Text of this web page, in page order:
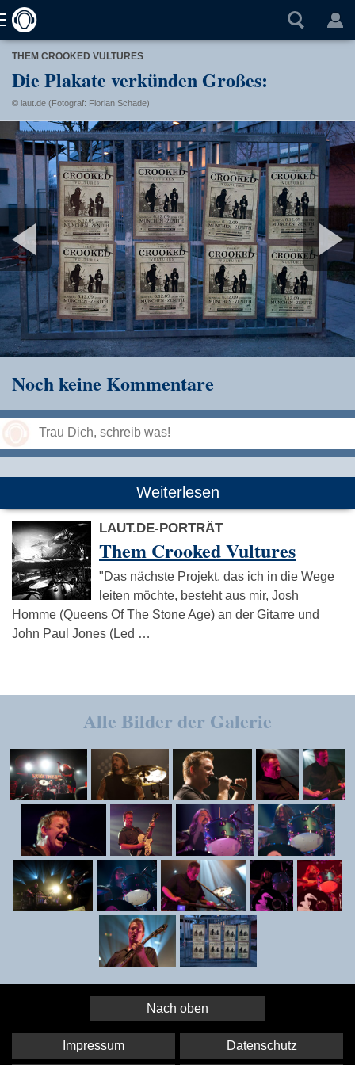
THEM CROOKED VULTURES
Die Plakate verkünden Großes:
© laut.de (Fotograf: Florian Schade)
Noch keine Kommentare
Weiterlesen
LAUT.DE-PORTRÄT
Them Crooked Vultures
"Das nächste Projekt, das ich in die Wege
leiten möchte, besteht aus mir, Josh
Homme (Queens Of The Stone Age) an der Gitarre und
John Paul Jones (Led …
Alle Bilder der Galerie
Nach oben
Impressum Datenschutz